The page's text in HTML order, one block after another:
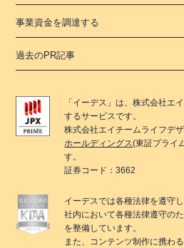
事業資金を調達する
過去のPR記事
「 イーデス 」は、株式会社エ
するサービスです。
株式会社エイチームライフデ
ホールディングス(東証プライ
す。
証券コード：3662
イーデスでは各種法律を遵守
社内において各種法律遵守の
を整備しています。
また、コンテンツ制作に携わ